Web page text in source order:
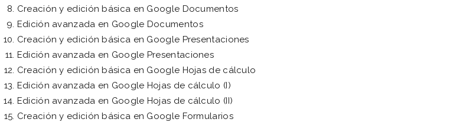
Creación y edición básica en Google Documentos
Edición avanzada en Google Documentos
Creación y edición básica en Google Presentaciones
Edición avanzada en Google Presentaciones
Creación y edición básica en Google Hojas de cálculo
Edición avanzada en Google Hojas de cálculo (I)
Edición avanzada en Google Hojas de cálculo (II)
Creación y edición básica en Google Formularios